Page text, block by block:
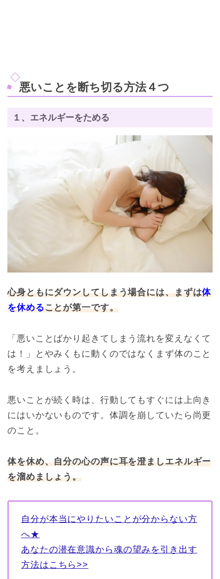
悪いことを断ち切る方法４つ
１、エネルギーをためる
心身ともにダウンしてしまう場合には、まずは体
を休めることが第一です。
「悪いことばかり起きてしまう流れを変えなくて
は！」とやみくもに動くのではなくまず体のこと
を考えましょう。
悪いことが続く時は、行動してもすぐには上向き
にはいかないものです。体調を崩していたら尚更
のこと。
体を休め、自分の心の声に耳を澄ましエネルギー
を溜めましょう。
自分が本当にやりたいことが分からない方
へ★
あなたの潜在意識から魂の望みを引き出す
方法はこちら>>